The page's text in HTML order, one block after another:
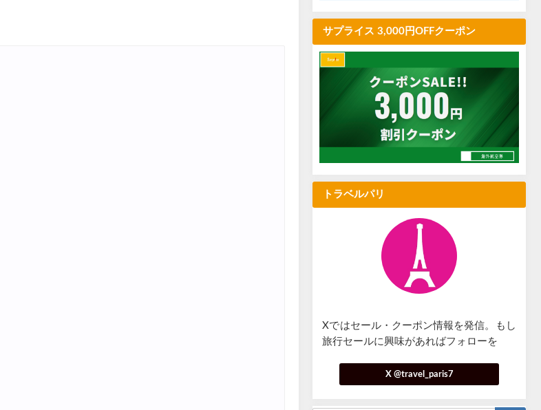
サプライス 3,000円OFFクーポン
トラベルパリ
Xではセール・クーポン情報を発信。もし
旅行セールに興味があればフォローを
X @travel_paris7